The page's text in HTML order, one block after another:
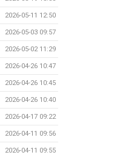
2026-05-11 12:50
2026-05-03 09:57
2026-05-02 11:29
2026-04-26 10:47
2026-04-26 10:45
2026-04-26 10:40
2026-04-17 09:22
2026-04-11 09:56
2026-04-11 09:55